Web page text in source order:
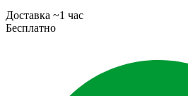
Доставка ~1 час
Бесплатно